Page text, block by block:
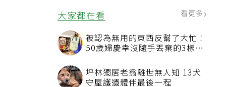
大家都在看
被認為無用的東西反幫了大忙！
50歲婦慶幸沒隨手丟棄的3樣物
品
坪林獨居老翁離世無人知 13犬